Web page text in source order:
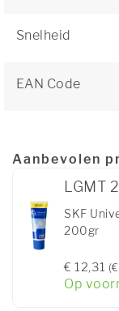
Snelheid
EAN Code
Aanbevolen
LGMT
SKF
200gr
€ 12,31
Op